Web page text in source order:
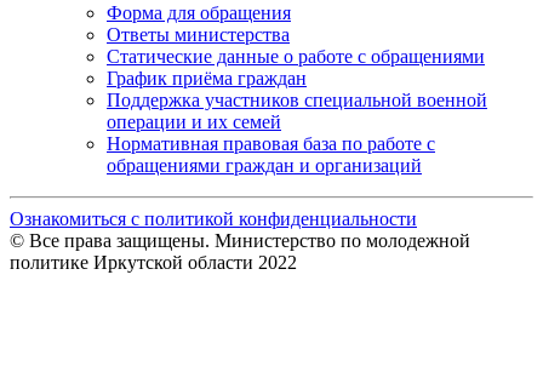
Форма для обращения
Ответы министерства
Статические данные о работе с обращениями
График приёма граждан
Поддержка участников специальной военной
операции и их семей
Нормативная правовая база по работе с
обращениями граждан и организаций
Ознакомиться с политикой конфиденциальности
© Все права защищены. Министерство по молодежной
политике Иркутской области 2022